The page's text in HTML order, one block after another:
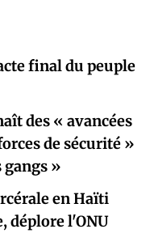
final du peuple
des « avancées
de sécurité »
»
en Haïti
déplore l'ONU